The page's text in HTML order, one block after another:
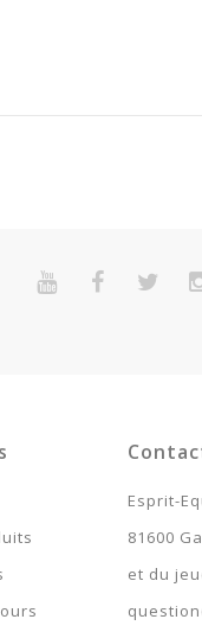
Esprit-
81600
et du